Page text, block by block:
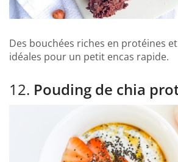
Des bouchées riches en protéines
idéales pour un petit encas rapide.
12. Pouding de chia